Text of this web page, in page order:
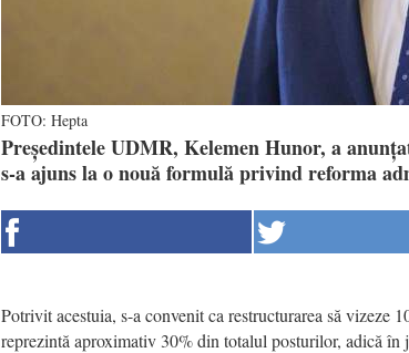
FOTO: Hepta
Președintele UDMR, Kelemen Hunor, a
s-a ajuns la o nouă formulă privind reforma
Potrivit acestuia, s-a convenit ca restructurarea să vizeze
reprezintă aproximativ 30% din totalul posturilor, adică în